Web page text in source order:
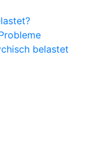
belastet